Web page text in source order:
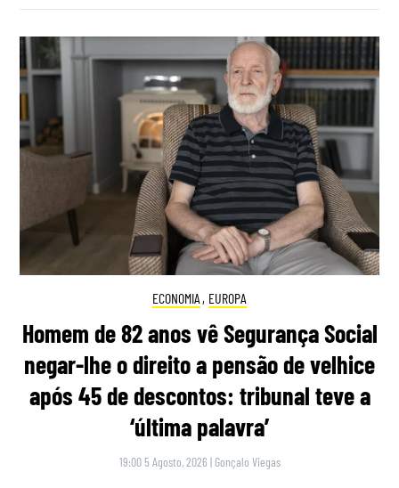
ECONOMIA , EUROPA
Homem de 82 anos vê Segurança Social
negar-lhe o direito a pensão de velhice
após 45 de descontos: tribunal teve a
‘última palavra’
19:00 5 Agosto, 2026 | Gonçalo Viegas